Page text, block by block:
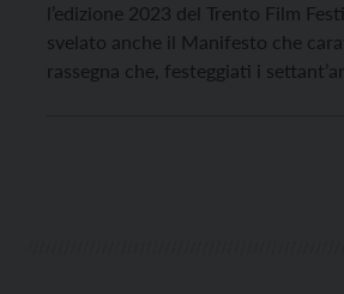
l’edizione 2023 del Trento Film
svelato anche il Manifesto che
rassegna che, festeggiati i